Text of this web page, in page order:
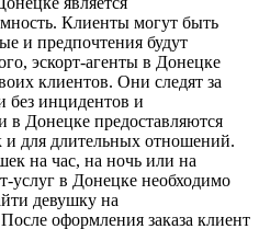
Клиенты могут быть
и предпочтения будут
эскорт-агенты в Донецке
клиентов. Они следят за
без инцидентов и
в Донецке предоставляются
и для длительных отношений.
на час, на ночь или на
услуг в Донецке необходимо
девушку на
оформления заказа клиент